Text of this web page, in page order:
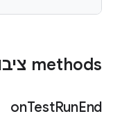
‫methods ציבוריים
onTestRunEnd